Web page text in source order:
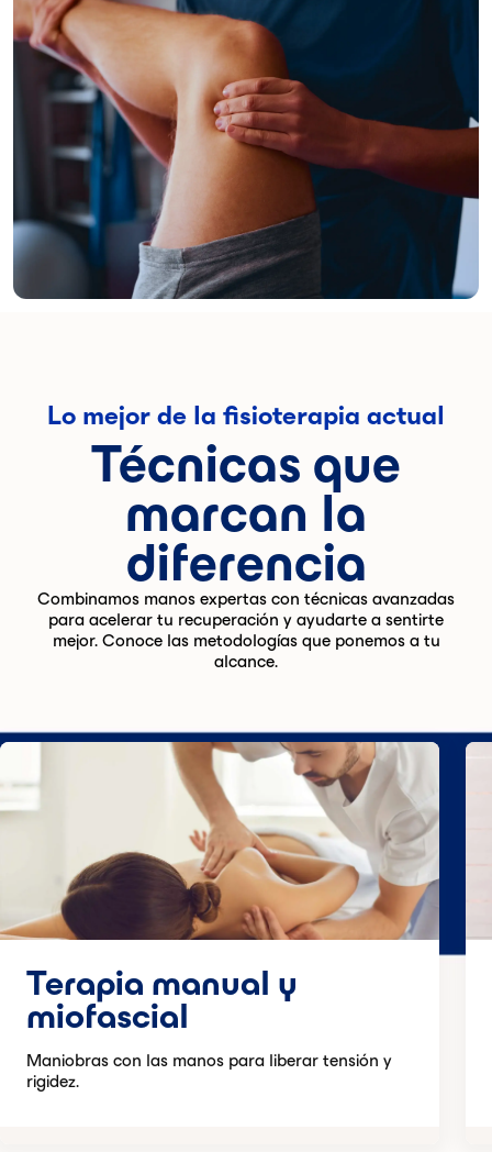
Lo mejor de la fisioterapia actual
Técnicas que
marcan la
diferencia
Combinamos manos expertas con técnicas avanzadas
para acelerar tu recuperación y ayudarte a sentirte
mejor. Conoce las metodologías que ponemos a tu
alcance.
Terapia manual y
miofascial
Maniobras con las manos para liberar tensión y
rigidez.